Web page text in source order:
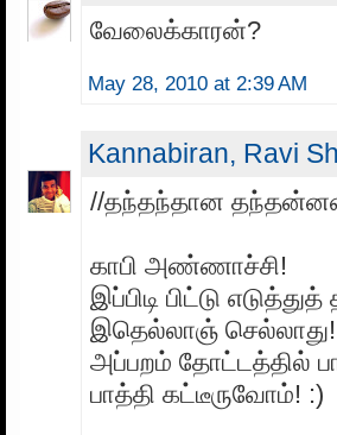
வேலைக்காரன்?
May 28, 2010 at 2:39 AM
Kannabiran, Ravi
//தந்தந்தான
காபி அண்ணாச்சி!
இப்பிடி பிட்டு
இதெல்லாஞ் செல்லாது!
அப்பறம் தோட்டத்தில்
பாத்தி கட்டீருவோம்! :)